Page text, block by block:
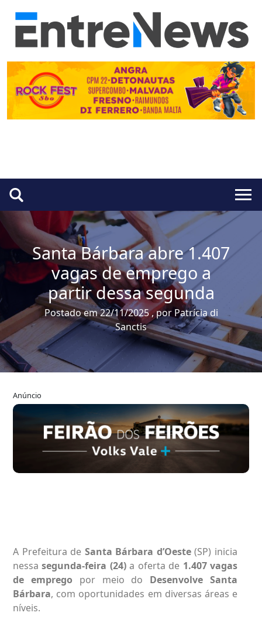
Santa Bárbara abre 1.407
vagas de emprego a
partir dessa segunda
Postado em 22/11/2025 , por Patrícia di
Sanctis
Anúncio
A Prefeitura de Santa Bárbara d’Oeste(SP) inicia
nessasegunda-feira (24)a oferta de 1.407 vagas
de emprego por meio do Desenvolve Santa
Bárbara, com oportunidades em diversas áreas e
níveis.